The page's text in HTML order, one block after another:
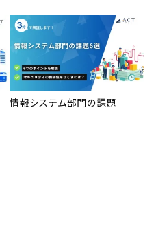
情報システム部門の課題